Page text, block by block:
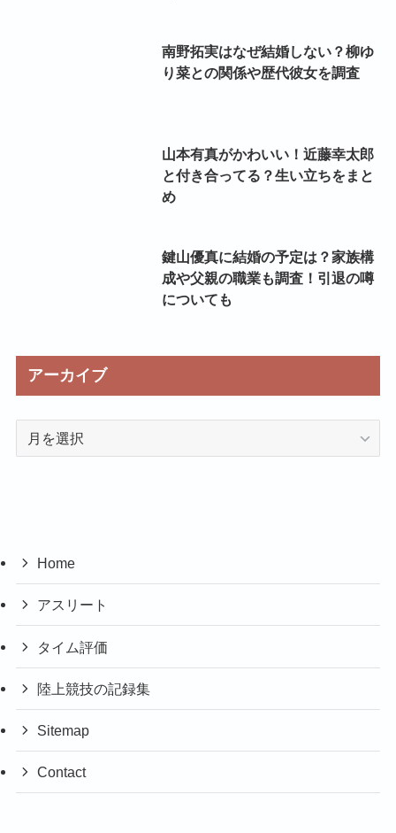
南野拓実はなぜ結婚しない？柳ゆ
り菜との関係や歴代彼女を調査
山本有真がかわいい！近藤幸太郎
と付き合ってる？生い立ちをまと
め
鍵山優真に結婚の予定は？家族構
成や父親の職業も調査！引退の噂
についても
アーカイブ
Home
アスリート
タイム評価
陸上競技の記録集
Sitemap
Contact